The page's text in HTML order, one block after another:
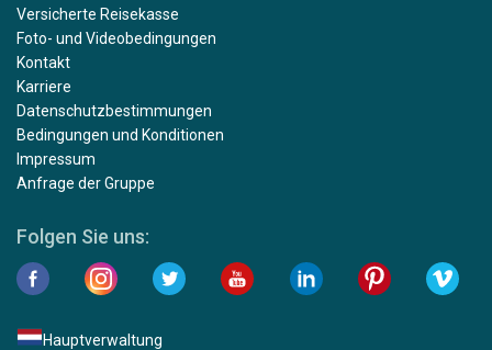
Versicherte Reisekasse
Foto- und Videobedingungen
Kontakt
Karriere
Datenschutzbestimmungen
Bedingungen und Konditionen
Impressum
Anfrage der Gruppe
Folgen Sie uns:
Hauptverwaltung